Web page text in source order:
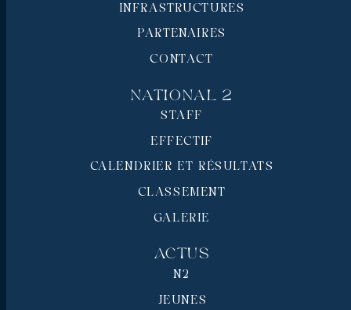
INFRASTRUCTURES
PARTENAIRES
CONTACT
National 2
STAFF
EFFECTIF
CALENDRIER ET RÉSULTATS
CLASSEMENT
GALERIE
Actus
N2
JEUNES